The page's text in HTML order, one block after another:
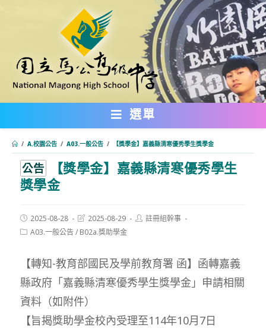
內
選單
/ A.校園公告 / A03.一般公告 / 【獎學金】嘉義縣清寒優秀學生獎學金
公告
【獎學金】嘉義縣清寒優秀學生
獎學金
Post
published:
2025-08-28
Post
modified:
2025-08-29
Post註冊組幹事
PostA03.一般公告/ B02a.獎助學金
【轉知-教育部國民及學前教育署 函】函轉嘉義
縣政府「嘉義縣清寒優秀學生獎學金」申請相關
資料（如附件）
【旨揭獎助學金校內受理至114年10月7日